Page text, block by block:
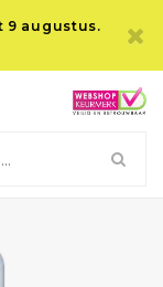
9 augustus.